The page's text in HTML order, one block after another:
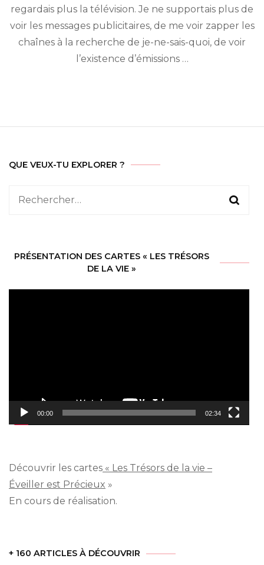
regardais plus la télévision. Je ne supportais plus de
voir les messages publicitaires, de me voir zapper les
chaînes à la recherche de je-ne-sais-quoi, de voir
l’existence d’émissions …
QUE VEUX-TU EXPLORER ?
Rechercher :
PRÉSENTATION DES CARTES « LES TRÉSORS
DE LA VIE »
00:00 02:34
Découvrir les cartes « Les Trésors de la vie –
Éveiller est Précieux »
En cours de réalisation.
+ 160 ARTICLES À DÉCOUVRIR